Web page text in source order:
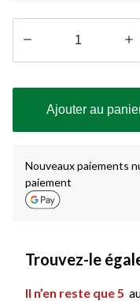
à
Ajouter au
Nouveaux paiements
paiement
Trouvez-le
Il n’en reste que 5